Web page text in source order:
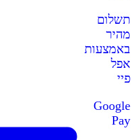
תשלום
מהיר
באמצעות
אפל
פיי
Google
Pay